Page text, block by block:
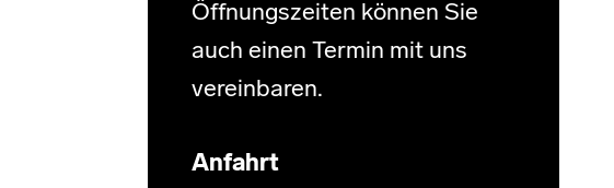
Öffnungszeiten können Sie
auch einen Termin mit uns
vereinbaren.
Anfahrt